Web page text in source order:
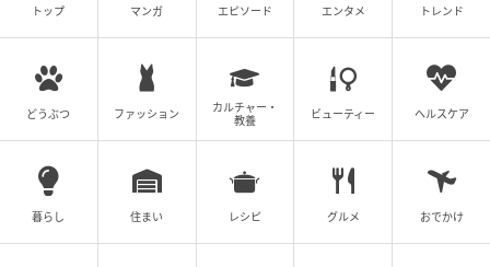
トップ マンガ エピソード エンタメ トレンド
どうぶつ ファッション
カルチャー・
教養
ビューティー ヘルスケア
暮らし 住まい レシピ グルメ おでかけ